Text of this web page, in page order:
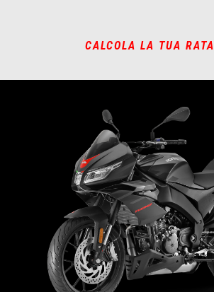
CALCOLA LA TUA RATA